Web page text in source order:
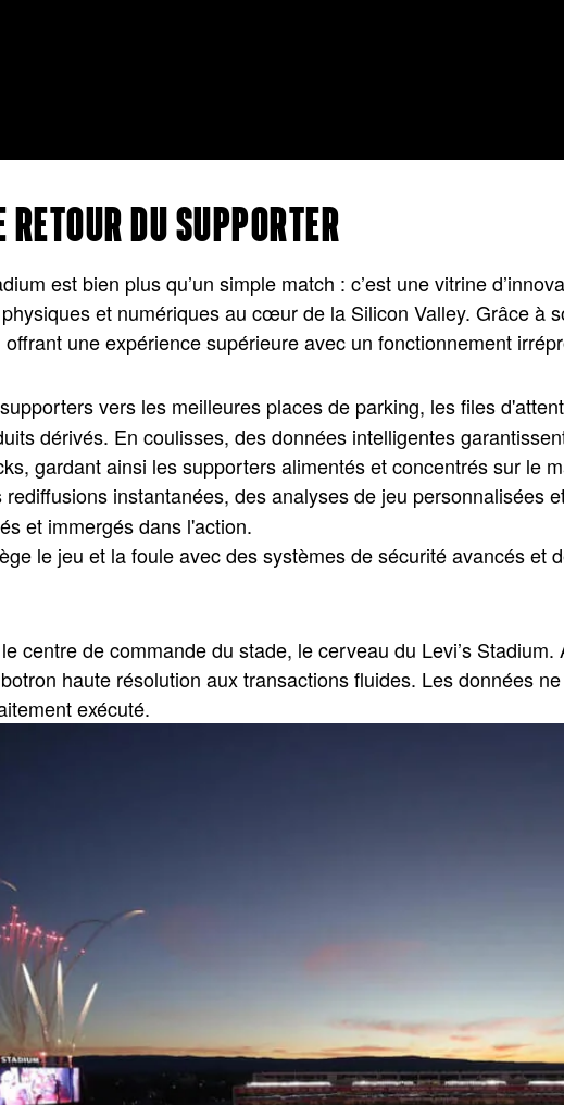
DU SUPPORTER
est bien plus qu’un simple match : c’est une vitrine
et numériques au cœur de la Silicon Valley. Grâce à
une expérience supérieure avec un fonctionnement
vers les meilleures places de parking, les files
dérivés. En coulisses, des données intelligentes
gardant ainsi les supporters alimentés et concentrés sur le
rediffusions instantanées, des analyses de jeu personnalisées
et immergés dans l'action.
le jeu et la foule avec des systèmes de sécurité avancés
centre de commande du stade, le cerveau du Levi’s
haute résolution aux transactions fluides. Les données
exécuté.